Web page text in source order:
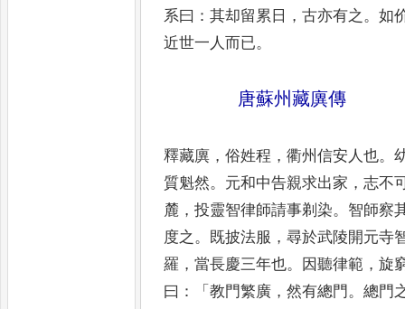
系曰 ：其却留累日 ，古亦有之。如
近世一人而已。
唐蘇州藏廙傳
釋藏廙 ，俗姓程 ，衢州信安人也。
質魁然。 元和中告親求出家 ，志不
麓 ，投靈智律師請事剃染。 智師察
度之。 既披法服 ，尋於武陵開元寺
羅 ，當長慶三年也。 因聽律範 ，旋
曰 ：「教門繁廣 ，然有總門。總門